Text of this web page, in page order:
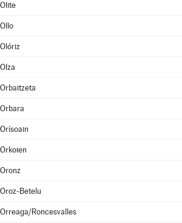
Olite
Ollo
Olóriz
Olza
Orbaitzeta
Orbara
Orísoain
Orkoien
Oronz
Oroz-Betelu
Orreaga/Roncesvalles